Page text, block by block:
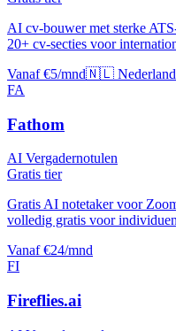
AI cv-bouwer met sterke
20+ cv-secties voor
Vanaf €5/mnd🇳🇱
FA
Fathom
AI Vergadernotulen
Gratis tier
Gratis AI notetaker voor
volledig gratis voor
Vanaf €24/mnd
FI
Fireflies.ai